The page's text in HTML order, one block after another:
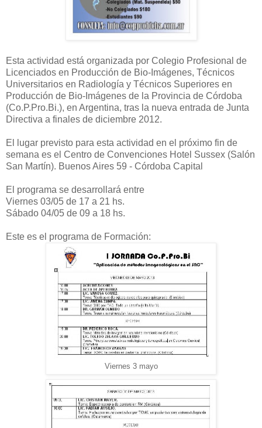
Esta actividad está organizada por Colegio Profesional de
Licenciados en Producción de Bio-Imágenes, Técnicos
Universitarios en Radiología y Técnicos Superiores en
Producción de Bio-Imágenes de la Provincia de Córdoba
(Co.P.Pro.Bi.), en Argentina, tras la nueva entrada de Junta
Directiva a finales de diciembre 2012.
El lugar previsto para esta actividad en el próximo fin de
semana es el Centro de Convenciones Hotel Sussex (Salón
San Martín). Buenos Aires 59 - Córdoba Capital
El programa se desarrollará entre
Viernes 03/05 de 17 a 21 hs.
Sábado 04/05 de 09 a 18 hs.
Este es el programa de Formación:
Viernes 3 mayo